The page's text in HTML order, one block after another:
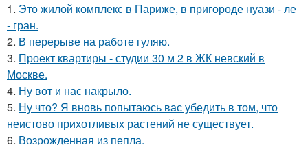
1. Это жилой комплекс в Париже, в пригороде нуази - ле
- гран.
2. В перерыве на работе гуляю.
3. Проект квартиры - студии 30 м 2 в ЖК невский в
Москве.
4. Ну вот и нас накрыло.
5. Ну что? Я вновь попытаюсь вас убедить в том, что
неистово прихотливых растений не существует.
6. Возрожденная из пепла.